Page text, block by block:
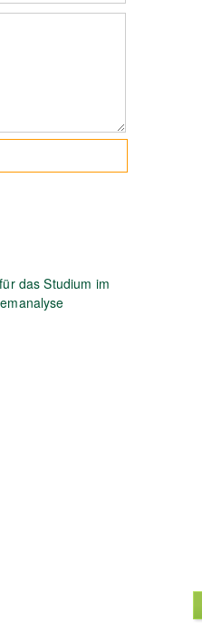
das Studium im